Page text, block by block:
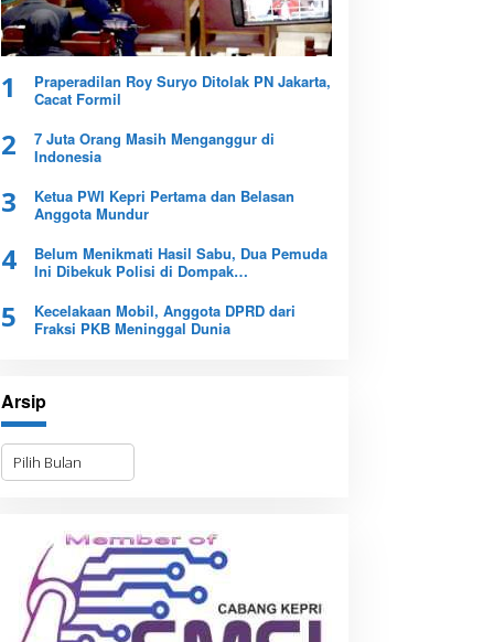
1
Praperadilan Roy Suryo Ditolak PN Jakarta,
Cacat Formil
2
7 Juta Orang Masih Menganggur di
Indonesia
3
Ketua PWI Kepri Pertama dan Belasan
Anggota Mundur
4
Belum Menikmati Hasil Sabu, Dua Pemuda
Ini Dibekuk Polisi di Dompak
5
Kecelakaan Mobil, Anggota DPRD dari
Fraksi PKB Meninggal Dunia
Arsip
A
s